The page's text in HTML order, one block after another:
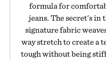
formula for
jeans. The secret's in
signature fabric
way stretch to create a
tough without being